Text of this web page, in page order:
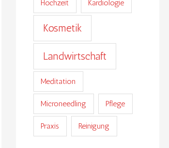
Hochzeit Kardiologie
Kosmetik
Landwirtschaft
Meditation
Microneedling Pflege
Praxis Reinigung